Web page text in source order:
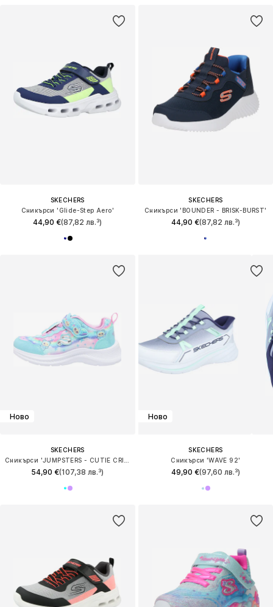
SKECHERS
Сникърси 'Glide-Step Aero'
44,90 €(87,82 лв.³)
SKECHERS
Сникърси 'BOUNDER - BRISK-BURST'
44,90 €(87,82 лв.³)
Ново
SKECHERS
54,90 €(107,38 лв.³)
Ново
SKECHERS
Сникърси 'WAVE 92'
49,90 €(97,60 лв.³)